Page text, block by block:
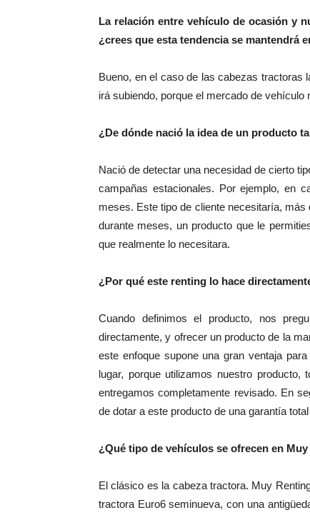
La relación entre vehículo de ocasión y
¿crees que esta tendencia se mantendrá
Bueno, en el caso de las cabezas tractoras
irá subiendo, porque el mercado de
¿De dónde nació la idea de un producto
Nació de detectar una necesidad de cierto
campañas estacionales. Por ejemplo, en
meses. Este tipo de cliente necesitaría,
durante meses, un producto que le
que realmente lo necesitara.
¿Por qué este renting lo hace
Cuando definimos el producto, nos
directamente, y ofrecer un producto de la
este enfoque supone una gran ventaja
lugar, porque utilizamos nuestro
entregamos completamente revisado. En
de dotar a este producto de una garantía
¿Qué tipo de vehículos se ofrecen en
El clásico es la cabeza tractora. Muy
tractora Euro6 seminueva, con una